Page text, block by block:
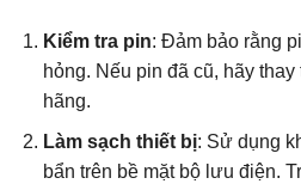
Kiểm tra pin: Đảm bảo rằng
hỏng. Nếu pin đã cũ, hãy
hãng.
Làm sạch thiết bị: Sử dụng
bẩn trên bề mặt bộ lưu điện.